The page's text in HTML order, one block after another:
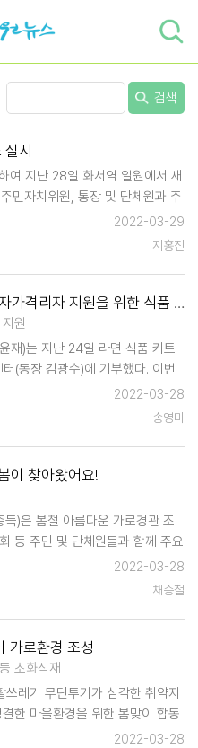
검색
시
여 지난 28일 화서역 일원에서 새
민자치위원, 통장 및 단체원과 주
석한 이번 대청소는 화서역 및 행
용이 많은 화서역 주변 보도, 자…
2022-03-29
지홍진
[인계동] 주민자치회, 코로나19 자가격리자 지원을 위한 식품 키트 마련
원
재)는 지난 24일 라면 식품 키트
(동장 김광수)에 기부했다. 이번
격리 대상자가 폭발적으로 증가
2022-03-28
송영미
이 찾아왔어요!
)은 봄철 아름다운 가로경관 조
등 주민 및 단체원들과 함께 주요
했다. 중부대로 223번길 일원을
뒤, 팬지와 비올라를 식재하…
2022-03-28
채승철
가로환경 조성
초화식재
레기 무단투기가 심각한 취약지
한 마을환경을 위한 봄맞이 합동
회 등 동 단체원과 동 직원 10여
2022-03-28